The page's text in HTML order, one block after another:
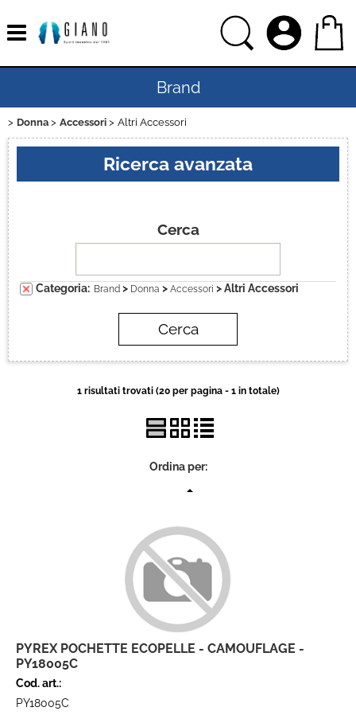
Home
Uomo
Sport
Ciclismo
Brand
Contatti
Donna Accessori Altri Accessori
Ricerca avanzata
Cerca
Categoria: Brand > Donna > Accessori > Altri Accessori
1 risultati trovati (20 per pagina - 1 in totale)
Ordina per:
PYREX POCHETTE ECOPELLE - CAMOUFLAGE -
PY18005C
Cod. art.:
PY18005C